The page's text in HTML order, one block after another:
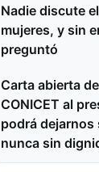
Nadie discute
mujeres, y sin
preguntó
Carta abierta
CONICET al
podrá dejarnos
nunca sin